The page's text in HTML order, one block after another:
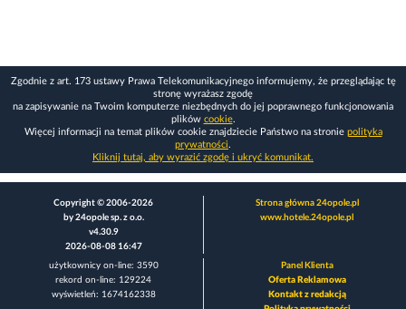
Zgodnie z art. 173 ustawy Prawa Telekomunikacyjnego informujemy, że przeglądając tę
stronę wyrażasz zgodę
na zapisywanie na Twoim komputerze niezbędnych do jej poprawnego funkcjonowania
plików cookie.
Więcej informacji na temat plików cookie znajdziecie Państwo na stronie polityka
prywatności.
Kliknij tutaj, aby wyrazić zgodę i ukryć komunikat.
Copyright © 2006-2026
by 24opole sp. z o.o.
v4.30.9
2026-08-08 16:47
Strona główna 24opole.pl
www.hotele.24opole.pl
użytkownicy on-line: 3590
rekord on-line: 129224
wyświetleń: 1674162338
Panel Klienta
Oferta Reklamowa
Kontakt z redakcją